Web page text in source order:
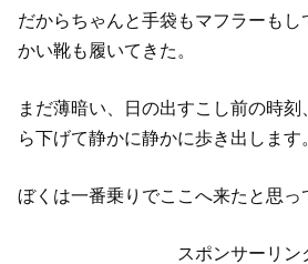
だからちゃんと手袋もマフラーも
かい靴も履いてきた。
まだ薄暗い、日の出すこし前の時
ら下げて静かに静かに歩き出します
ぼくは一番乗りでここへ来たと思っ
スポンサーリン